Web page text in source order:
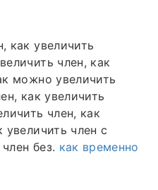
как увеличить
член, как
можно увеличить
как увеличить
член, как
увеличить член с
без. как временно